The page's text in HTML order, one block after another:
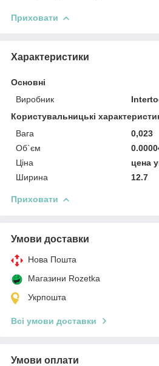
Приховати
Характеристики
Основні
Виробник
Користувальницькі
Вага
0,023
Об`єм
Ціна
цена
Ширина
12.7
Приховати
Умови доставки
Нова Пошта
Магазини Rozetka
Укрпошта
Всі умови доставки
Умови оплати